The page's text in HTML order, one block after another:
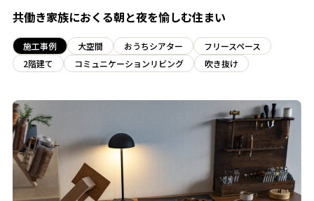
共働き家族におくる朝と夜を愉しむ住まい
施工事例 大空間 おうちシアター
フリースペース
2階建て
コミュニケーションリビング 吹き抜け